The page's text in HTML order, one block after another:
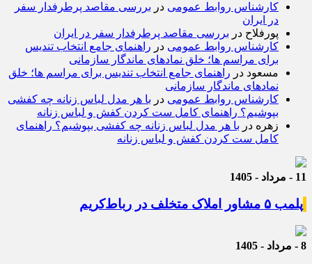
کارشناس روابط عمومی در بررسی مقاصد پرطرفدار سفر
در ایران
پورفلاح در بررسی مقاصد پرطرفدار سفر در ایران
کارشناس روابط عمومی در راهنمای جامع انتخاب تندیس
برای مراسم ها؛ خلق نمادهای ماندگار سازمانی
مسعود در راهنمای جامع انتخاب تندیس برای مراسم ها؛ خلق
نمادهای ماندگار سازمانی
کارشناس روابط عمومی در با هر مدل لباس زنانه چه کفشی
بپوشیم؟ راهنمای کامل ست کردن کفش و لباس زنانه
زهره در با هر مدل لباس زنانه چه کفشی بپوشیم؟ راهنمای
کامل ست کردن کفش و لباس زنانه
11 - مرداد - 1405
پلمب ۵ مشاور املاک متخلف در رباط‌کریم
8 - مرداد - 1405